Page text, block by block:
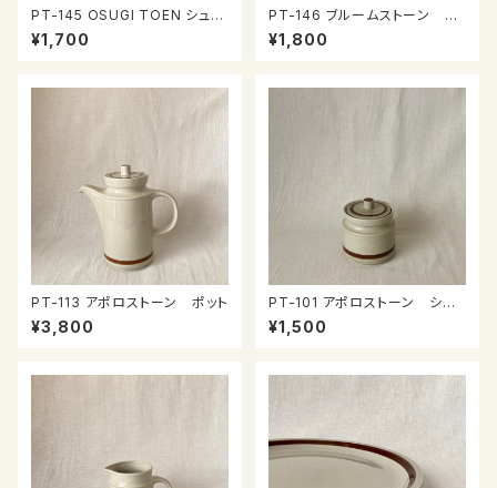
PT-145 OSUGI TOEN シュガ
ーポット
¥1,700
PT-146 ブルームストーン シ
ュガーポット
¥1,800
PT-113 アポロストーン ポット
¥3,800
PT-101 アポロストーン シュ
ガーポット
¥1,500